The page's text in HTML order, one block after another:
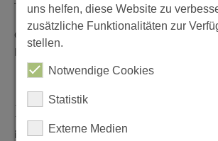
Telefon: 0531 482010-20
Geschäftszeiten: Montag bis Donnerstag
Freitag 08:00 bis 15:00
Redaktionelle Anfragen
info@stadtglanz.de
uns helfen, diese Website zu
zusätzliche Funktionalitäten zur
stellen.
Notwendige Cookies
Statistik
Externe Medien